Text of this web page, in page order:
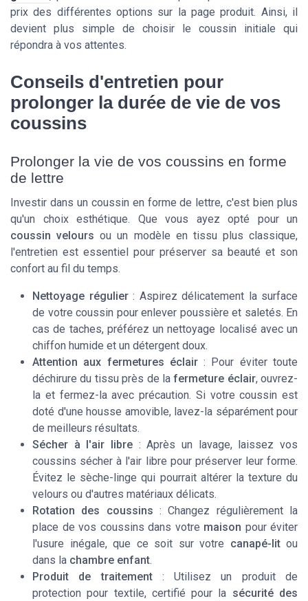
prix des différentes options sur la page produit. Ainsi, il
devient plus simple de choisir le coussin initiale qui
répondra à vos attentes.
Conseils d'entretien pour
prolonger la durée de vie de vos
coussins
Prolonger la vie de vos coussins en forme
de lettre
Investir dans un coussin en forme de lettre, c'est bien plus
qu'un choix esthétique. Que vous ayez opté pour un
coussin velours ou un modèle en tissu plus classique,
l'entretien est essentiel pour préserver sa beauté et son
confort au fil du temps.
Nettoyage régulier: Aspirez délicatement la surface
de votre coussin pour enlever poussière et saletés. En
cas de taches, préférez un nettoyage localisé avec un
chiffon humide et un détergent doux.
Attention aux fermetures éclair: Pour éviter toute
déchirure du tissu près de lafermeture éclair, ouvrez-
la et fermez-la avec précaution. Si votre coussin est
doté d'une housse amovible, lavez-la séparément pour
de meilleurs résultats.
Sécher à l'air libre : Après un lavage, laissez vos
coussins sécher à l'air libre pour préserver leur forme.
Évitez le sèche-linge qui pourrait altérer la texture du
velours ou d'autres matériaux délicats.
Rotation des coussins : Changez régulièrement la
place de vos coussins dans votre maison pour éviter
l'usure inégale, que ce soit sur votre canapé-litou
dans la chambre enfant.
Produit de traitement: Utilisez un produit de
protection pour textile, certifié pour la sécurité des